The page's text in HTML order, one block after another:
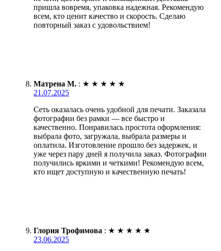
пришла вовремя, упаковка надежная. Рекомендую
всем, кто ценит качество и скорость. Сделаю
повторный заказ с удовольствием!
Матрена М. : ★ ★ ★ ★ ★
21.07.2025
Сеть оказалась очень удобной для печати. Заказала
фотографии без рамки — все быстро и
качественно. Понравилась простота оформления:
выбрала фото, загружала, выбрала размеры и
оплатила. Изготовление прошло без задержек, и
уже через пару дней я получила заказ. Фотографии
получились яркими и четкими! Рекомендую всем,
кто ищет доступную и качественную печать!
Глория Трофимова : ★ ★ ★ ★ ★
23.06.2025